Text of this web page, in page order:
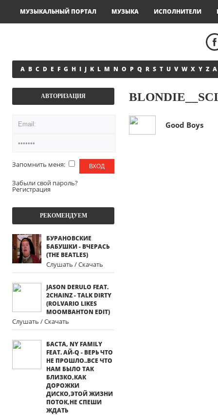
МУЗЫКАЛЬНЫЙ ПОРТАЛ МУЗЫКА ИСПОЛНИТЕЛИ
A B C D E F G H I J K L M N O P Q R S T U V W X Y Z А
АВТОРИЗАЦИЯ
Запомнить меня:
Забыли свой пароль?
Регистрация
РЕКОМЕНДУЕМ
БУРАНОВСКИЕ
БАБУШКИ - ВЧЕРАСЬ
(THE BEATLES)
Слушать / Скачать
JASON DERULO FEAT.
2CHAINZ - TALK DIRTY
(ROLVARIO LIKES
MOOMBAHTON EDIT)
Слушать / Скачать
БАСТА, NY FAMILY
FEAT. AЙ-Q - ВЕРЬ ЧТО
НЕ ПРОШЛО..ВСЕ ЧТО
НАМ БЫЛО ТАК
БЛИЗКО,КАК
ДОРОЖКИ
ДИСКО,ЭТОЙ ЖИЗНИ
ПОТОК,НЕ СПЕШИ
ЖДАТЬ
Good Boys